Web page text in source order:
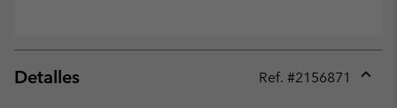
Detalles Ref. #2156871